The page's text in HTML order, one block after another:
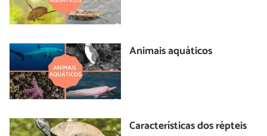
Animais aquáticos
Características dos répteis